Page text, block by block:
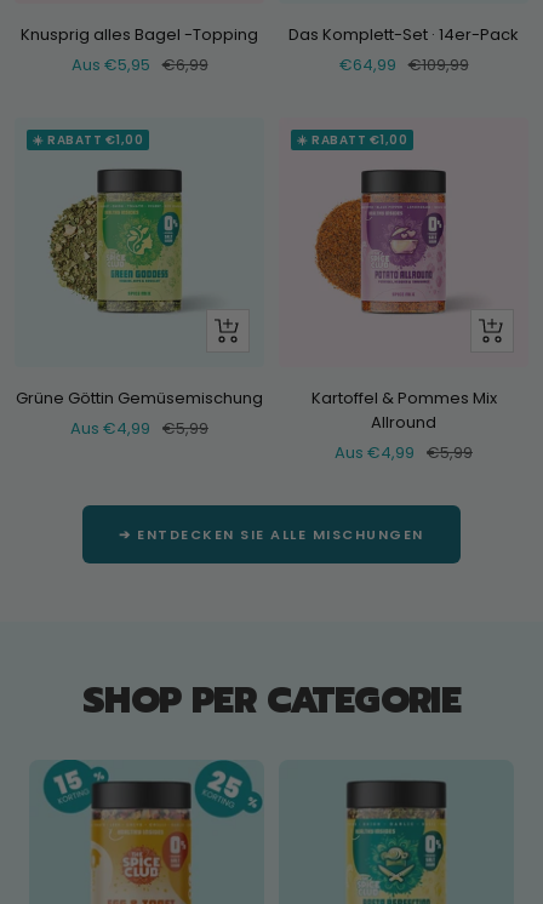
Knusprig alles Bagel -Topping
Verkaufspreis
Aus €5,95 Normaler
€6,99
Das Komplett-Set · 14er-Pack
Verkaufspreis
€64,99 Normaler
€109,99
☀️ RABATT €1,00
Schau
Grüne Göttin Gemüsemischung
Verkaufspreis
Aus €4,99 Normaler
€5,99
☀️ RABATT €1,00
Schau
Kartoffel & Pommes Mix
Allround
Verkaufspreis
Aus €4,99 Normaler
€5,99
➔ ENTDECKEN SIE ALLE MISCHUNGEN
SHOP PER CATEGORIE